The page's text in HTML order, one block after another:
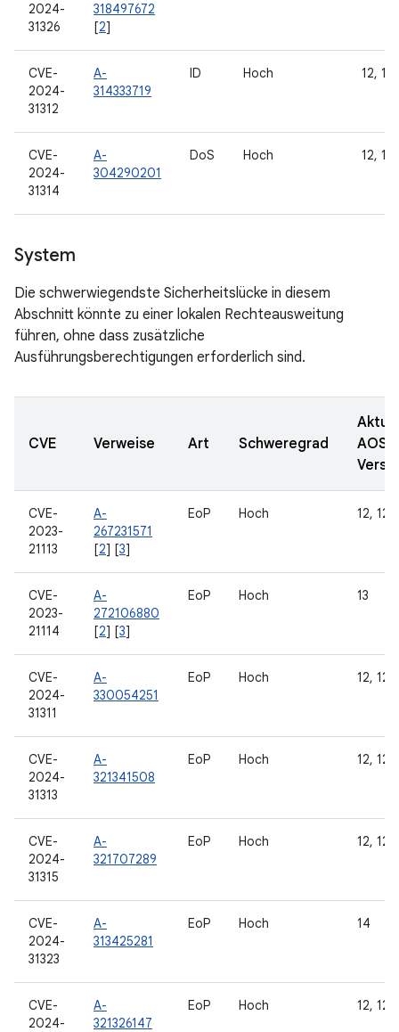
2024-
31326
318497672
[2]
CVE-
2024-
31312
A-
314333719
ID Hoch 12,
CVE-
2024-
31314
A-
304290201
DoS Hoch 12,
System
Die schwerwiegendste Sicherheitslücke in diesem
Abschnitt könnte zu einer lokalen Rechteausweitung
führen, ohne dass zusätzliche
Ausführungsberechtigungen erforderlich sind.
CVE Verweise Art Schweregrad
CVE-
2023-
21113
A-
267231571
[2] [3]
EoP Hoch 12,
CVE-
2023-
21114
A-
272106880
[2] [3]
EoP Hoch 13
CVE-
2024-
31311
A-
330054251
EoP Hoch 12,
CVE-
2024-
31313
A-
321341508
EoP Hoch 12,
CVE-
2024-
31315
A-
321707289
EoP Hoch 12,
CVE-
2024-
31323
A-
313425281
EoP Hoch 14
CVE-
2024-
A-
321326147
EoP Hoch 12,